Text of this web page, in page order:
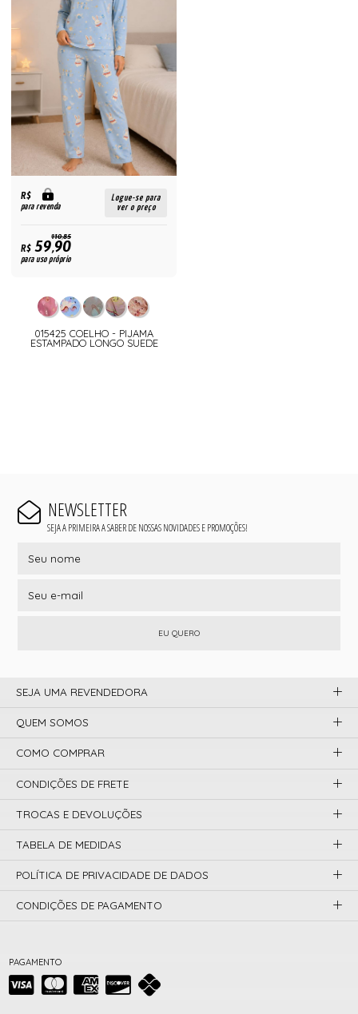
R$
para revenda
Logue-se para
ver o preço
110,85
R$59,90
para uso próprio
015425 COELHO - PIJAMA
ESTAMPADO LONGO SUEDE
NEWSLETTER
SEJA A PRIMEIRA A SABER DE NOSSAS NOVIDADES E PROMOÇÕES!
EU QUERO
PAGAMENTO
SEJA UMA REVENDEDORA
QUEM SOMOS
COMO COMPRAR
CONDIÇÕES DE FRETE
TROCAS E DEVOLUÇÕES
TABELA DE MEDIDAS
POLÍTICA DE PRIVACIDADE DE DADOS
CONDIÇÕES DE PAGAMENTO